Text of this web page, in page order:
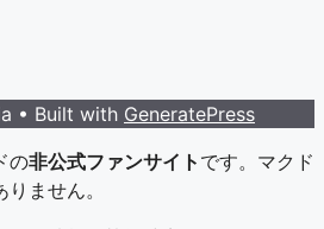
• Built with GeneratePress
の非公式ファンサイト です。マクド
ません。